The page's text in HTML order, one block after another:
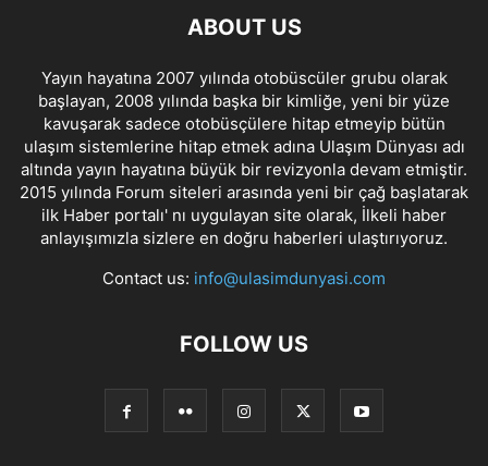
ABOUT US
Yayın hayatına 2007 yılında otobüscüler grubu olarak
başlayan, 2008 yılında başka bir kimliğe, yeni bir yüze
kavuşarak sadece otobüsçülere hitap etmeyip bütün
ulaşım sistemlerine hitap etmek adına Ulaşım Dünyası adı
altında yayın hayatına büyük bir revizyonla devam etmiştir.
2015 yılında Forum siteleri arasında yeni bir çağ başlatarak
ilk Haber portalı' nı uygulayan site olarak, İlkeli haber
anlayışımızla sizlere en doğru haberleri ulaştırıyoruz.
Contact us: info@ulasimdunyasi.com
FOLLOW US